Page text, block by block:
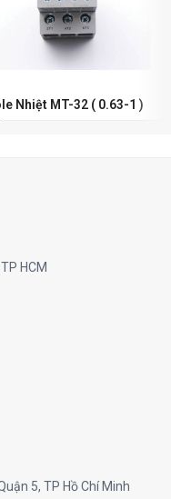
Nhiệt MT-32 ( 0.63-1 )
HCM
5, TP Hồ Chí Minh